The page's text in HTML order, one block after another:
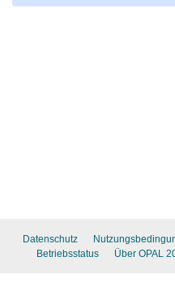
Datenschutz
Betriebsstatus
Über OPAL